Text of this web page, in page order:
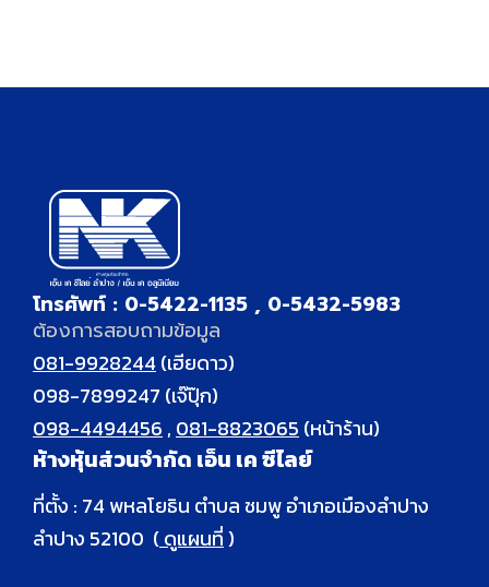
โทรศัพท์ : 0-5422-1135 , 0-5432-5983
ต้องการสอบถามข้อมูล
081-9928244(เฮียดาว)
098-7899247 (เจ๊ปุ๊ก)
098-4494456,081-8823065(หน้าร้าน)
ห้างหุ้นส่วนจำกัด เอ็น เค ซีไลย์
ที่ตั้ง : 74 พหลโยธิน ตำบล ชมพู อำเภอเมืองลำปาง
ลำปาง 52100 (ดูแผนที่)